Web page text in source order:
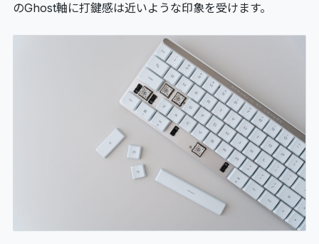
のGhost軸に打鍵感は近いような印象を受けます。